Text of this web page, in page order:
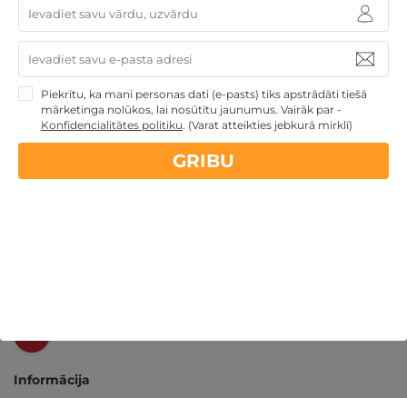
14 dienunaudas atmaksas garantija
GribuAtpusties.lvizmēģinātsunpārbaudīts
Informācija
Piekrītu, ka mani personas dati (e-pasts) tiks apstrādāti tiešā
mārketinga nolūkos, lai nosūtītu jaunumus. Vairāk par -
Konfidencialitātes politiku. (Varat atteikties jebkurā mirklī)
GRIBU